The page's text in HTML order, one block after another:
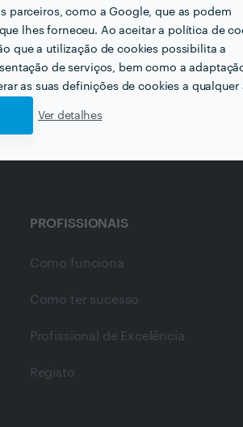
parceiros, como a Google, que as podem
lhes forneceu. Ao aceitar a política de
que a utilização de cookies possibilita a
de serviços, bem como a
as suas definições de cookies a qualquer
Ver detalhes
PROFISSIONAIS
Como funciona
Como ter sucesso
Profissional de Excelência
Registo